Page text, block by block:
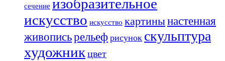
сечение изобразительное
искусство искусство картинынастенная
живописьрельеф рисунок скульптура
художникцвет